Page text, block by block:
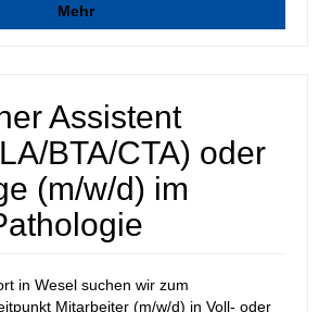
Mehr
Assistent
BTA/CTA) oder
(m/w/d) im
in Wesel suchen wir zum
Mitarbeiter (m/w/d) in Voll- oder